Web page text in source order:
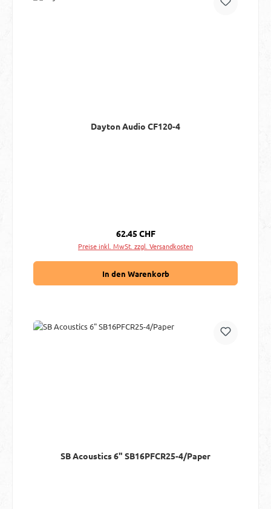
Dayton Audio CF120-4
Regulärer Preis:
62.45 CHF
Preise inkl. MwSt. zzgl. Versandkosten
In den Warenkorb
SB Acoustics 6" SB16PFCR25-4/Paper